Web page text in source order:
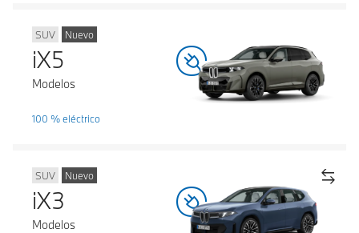
SUV Nuevo
iX5
Modelos
100 % eléctrico
SUV Nuevo
iX3
Modelos